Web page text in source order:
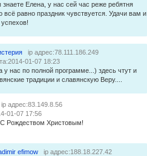
знаете Елена, у нас сей час реже ребятня
всё равно праздник чувствуется. Удачи вам и
ip адрес:78.111.186.249
01-07 18:23
у нас по полной программе...) здесь чтут и
традиции и славянскую Веру....
ip адрес:83.149.8.56
01-07 17:56
Рождеством Христовым!
efimow
ip адрес:188.18.227.42